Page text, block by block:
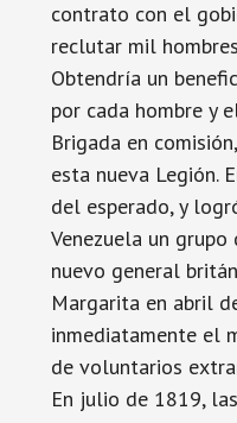
contrato con el
reclutar mil
Obtendría un
por cada hombre y
Brigada en
esta nueva Legión.
del esperado, y
Venezuela un
nuevo general
Margarita en abril
inmediatamente el
de voluntarios
En julio de 1819,